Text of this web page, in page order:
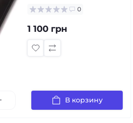
0
1 100 грн
В корзину